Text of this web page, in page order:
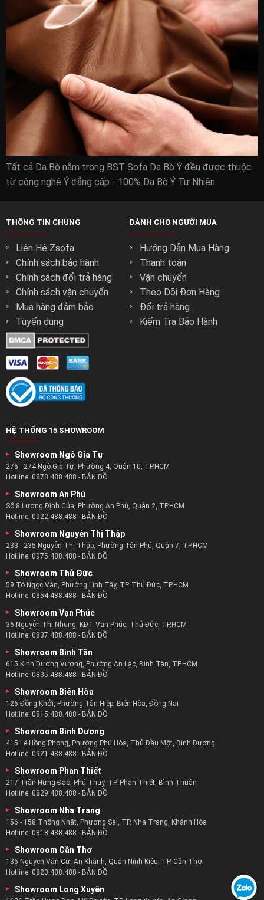
Tất cả Da Bò nằm trong BST Sofa Da Bò Ý đều được thuộc
từ công nghệ Ý đẳng cấp - 100% Da Bò Ý Tự Nhiên
THÔNG TIN CHUNG
Liên Hệ Zsofa
Chính sách bảo hành
Chính sách đổi trả hàng
Chính sách vận chuyển
Mua hàng đảm bảo
Tuyển dụng
DÀNH CHO NGƯỜI MUA
Hướng Dẫn Mua Hàng
Thanh toán
Vận chuyển
Theo Dõi Đơn Hàng
Đổi trả hàng
Kiểm Tra Bảo Hành
HỆ THỐNG 15 SHOWROOM
Showroom Ngô Gia Tự
276 - 274 Ngô Gia Tự, Phường 4, Quận 10, TP.HCM
Hotline: 0878.488.488 - BẢN ĐỒ
Showroom An Phú
Số 8 Lương Định Của, Phường An Phú, Quận 2, TP.HCM
Hotline: 0922.488.488 - BẢN ĐỒ
Showroom Nguyễn Thị Thập
233 - 235 Nguyễn Thị Thập, Phường Tân Phú, Quận 7, TP.HCM
Hotline: 0975.488.488 - BẢN ĐỒ
Showroom Thủ Đức
59 Tô Ngọc Vân, Phường Linh Tây, TP. Thủ Đức, TP.HCM
Hotline: 0854.488.488 - BẢN ĐỒ
Showroom Vạn Phúc
36 Nguyễn Thị Nhung, KĐT Vạn Phúc, Thủ Đức, TP.HCM
Hotline: 0837.488.488 - BẢN ĐỒ
Showroom Bình Tân
615 Kinh Dương Vương, Phường An Lạc, Bình Tân, TP.HCM
Hotline: 0835.488.488 - BẢN ĐỒ
Showroom Biên Hòa
126 Đồng Khởi, Phường Tân Hiệp, Biên Hòa, Đồng Nai
Hotline: 0815.488.488 - BẢN ĐỒ
Showroom Bình Dương
415 Lê Hồng Phong, Phường Phú Hòa, Thủ Dầu Một, Bình Dương
Hotline: 0921.488.488 - BẢN ĐỒ
Showroom Phan Thiết
217 Trần Hưng Đạo, Phú Thủy, TP. Phan Thiết, Bình Thuận
Hotline: 0829.488.488 - BẢN ĐỒ
Showroom Nha Trang
156 - 158 Thống Nhất, Phương Sài, TP. Nha Trang, Khánh Hòa
Hotline: 0818.488.488 - BẢN ĐỒ
Showroom Cần Thơ
136 Nguyễn Văn Cừ, An Khánh, Quận Ninh Kiều, TP. Cần Thơ
Hotline: 0823.488.488 - BẢN ĐỒ
Showroom Long Xuyên